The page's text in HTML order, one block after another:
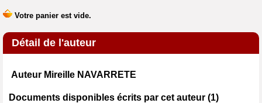
Détail de l'auteur
Auteur Mireille NAVARRETE
Documents disponibles écrits par cet auteur (1)